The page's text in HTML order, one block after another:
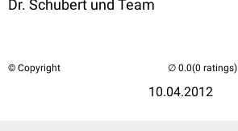
Dr. Schubert und Team
© Copyright
10.04.2012
(0 ratings)